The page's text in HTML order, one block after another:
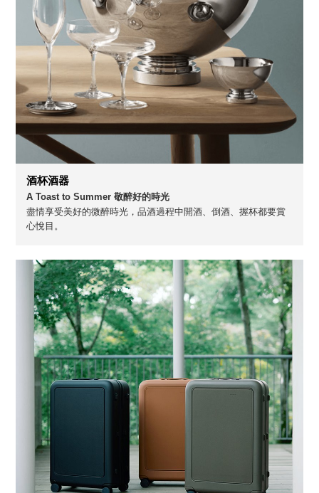
酒杯酒器
A Toast to Summer 敬醉好的時光
盡情享受美好的微醉時光，品酒過程中開酒、倒酒、握杯都要賞
心悅目。